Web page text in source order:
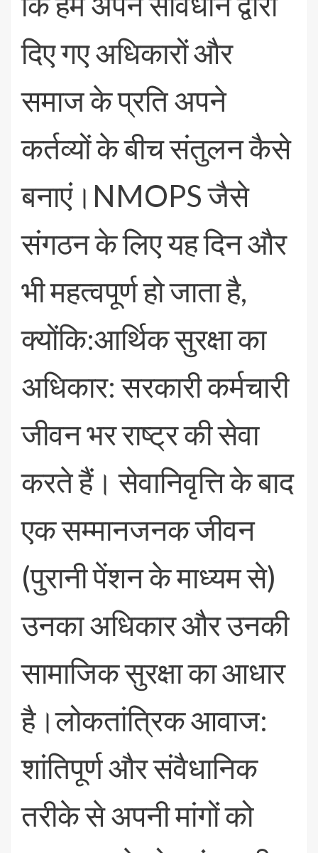
दिए गए अधिकारों और
समाज के प्रति अपने
कर्तव्यों के बीच संतुलन कैसे
बनाएं।NMOPS जैसे
संगठन के लिए यह दिन और
भी महत्वपूर्ण हो जाता है,
क्योंकि:आर्थिक सुरक्षा का
अधिकार: सरकारी कर्मचारी
जीवन भर राष्ट्र की सेवा
करते हैं। सेवानिवृत्ति के बाद
एक सम्मानजनक जीवन
(पुरानी पेंशन के माध्यम से)
उनका अधिकार और उनकी
सामाजिक सुरक्षा का आधार
है।लोकतांत्रिक आवाज:
शांतिपूर्ण और संवैधानिक
तरीके से अपनी मांगों को